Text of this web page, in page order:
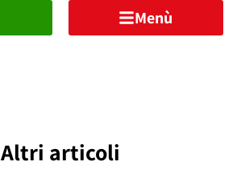
Menù
Altri articoli